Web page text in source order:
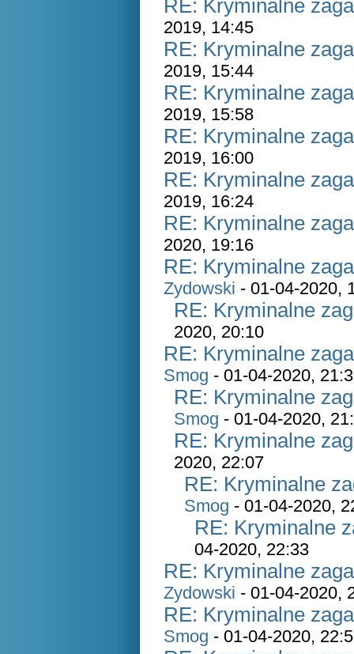
RE: Kryminalne
2019, 14:45
RE: Kryminalne
2019, 15:44
RE: Kryminalne
2019, 15:58
RE: Kryminalne
2019, 16:00
RE: Kryminalne
2019, 16:24
RE: Kryminalne
2020, 19:16
RE: Kryminalne
Zydowski - 01-04-2020,
RE: Kryminalne
2020, 20:10
RE: Kryminalne
Smog - 01-04-2020,
RE: Kryminalne
Smog - 01-04-2020,
RE: Kryminalne
2020, 22:07
RE: Kryminalne
Smog - 01-04-2020,
RE: Kryminalne
04-2020, 22:33
RE: Kryminalne
Zydowski - 01-04-2020,
RE: Kryminalne
Smog - 01-04-2020,